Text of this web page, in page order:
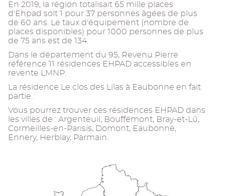
En 2019, la région totalisait 65 mille places
d'Ehpad soit 1 pour 37 personnes âgées de plus
de 60 ans. Le taux d'équipement (nombre de
places disponibles) pour 1000 personnes de plus
de 75 ans est de 134.
Dans le département du 95, Revenu Pierre
référence 11 résidences EHPAD accessibles en
revente LMNP.
La résidence Le clos des Lilas à Eaubonne en fait
partie.
Vous pourrez trouver ces résidences EHPAD dans
les villes de : Argenteuil, Bouffémont, Bray-et-Lû,
Cormeilles-en-Parisis, Domont, Eaubonne,
Ennery, Herblay, Parmain.